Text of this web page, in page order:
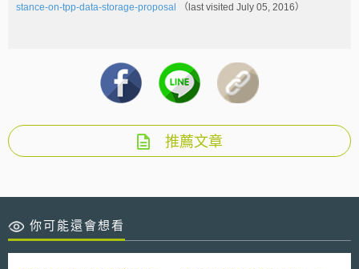
stance-on-tpp-data-storage-proposal （last visited July 05, 2016）
推薦文章
你可能還會想看